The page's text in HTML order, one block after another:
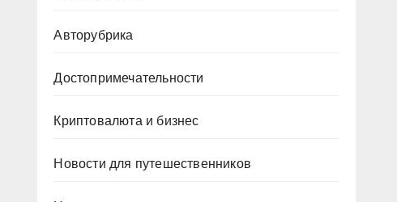
Авторубрика
Достопримечательности
Криптовалюта и бизнес
Новости для путешественников